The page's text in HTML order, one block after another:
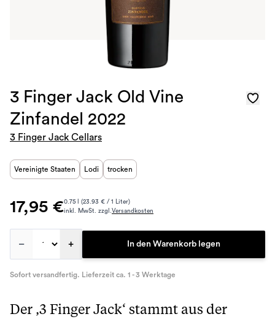
3 Finger Jack Old Vine
Zinfandel 2022
3 Finger Jack Cellars
Vereinigte Staaten Lodi trocken
17,95 €0.75 l (23.93 € / 1 Liter)
inkl. MwSt. zzgl.Versandkosten
– + In den Warenkorb legen
Sofort versandfertig. Lieferzeit ca. 1 - 3 Werktage
Der ‚3 Finger Jack‘ stammt aus der